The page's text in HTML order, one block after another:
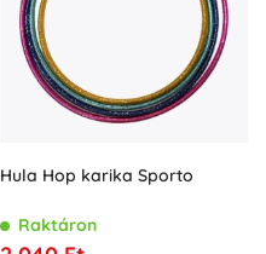
Hula Hop karika Sporto
Raktáron